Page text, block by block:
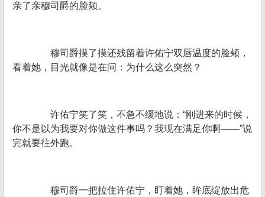
亲了亲穆司爵的脸颊。
穆司爵摸了摸还残留着许佑宁双唇温度的脸颊，
看着她，目光就像是在问：为什么这么突然？
许佑宁笑了笑，不急不缓地说：“刚进来的时候，
你不是以为我要对你做这件事吗？我现在满足你啊——”说
完就要往外跑。
穆司爵一把拉住许佑宁，盯着她，眸底绽放出危